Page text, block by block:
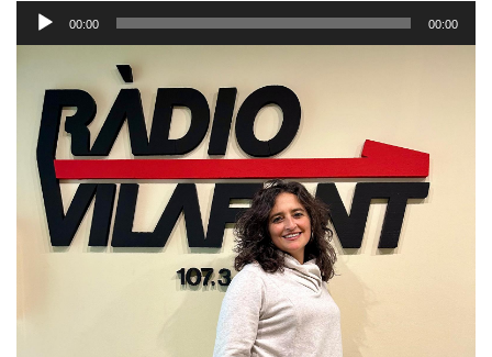
Reproductor
d'àudio
00:00 00:00